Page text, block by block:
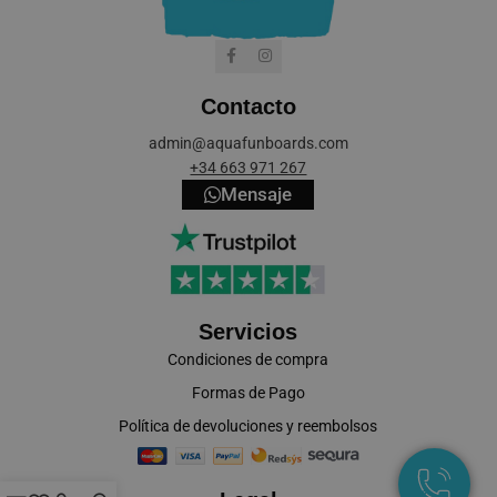
Contacto
admin@aquafunboards.com
+34 663 971 267
Mensaje
Servicios
Condiciones de compra
Formas de Pago
Política de devoluciones y reembolsos
cookieyes-consent
VISITOR_PRIVACY_METADATA